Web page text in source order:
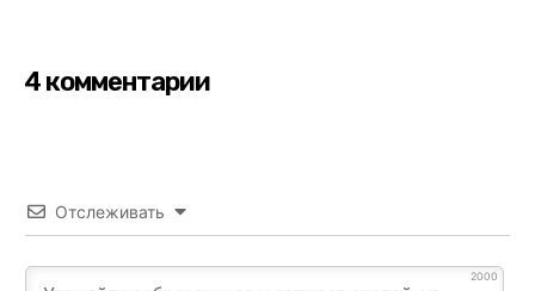
4 комментарии
Отслеживать
2000